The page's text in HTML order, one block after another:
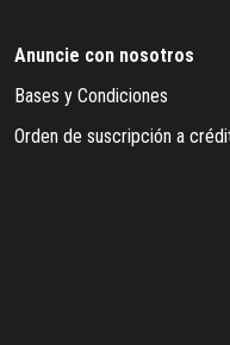
Anuncie con nosotros
Bases y Condiciones
Orden de suscripción a